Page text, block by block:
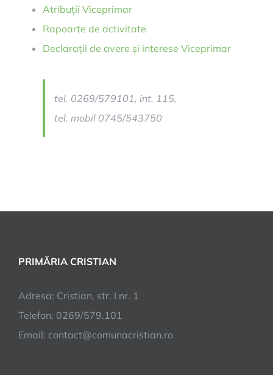
Atribuții Viceprimar
Rapoarte de activitate
Declarații de avere și interese Viceprimar
tel. 0269/579101, int. 115,
tel. mobil 0745/543750
PRIMĂRIA CRISTIAN
Adresa: Cristian, str. I nr. 1
Telefon: 0269/579.101
Email: contact@comunacristian.ro